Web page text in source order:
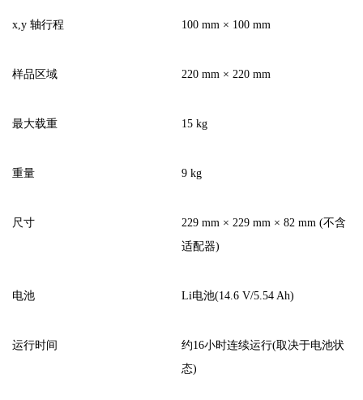
x,y 轴行程 100 mm × 100 mm
样品区域 220 mm × 220 mm
最大载重 15 kg
重量 9 kg
尺寸
229 mm × 229 mm × 82 mm (不含
适配器)
电池 Li电池(14.6 V/5.54 Ah)
运行时间
约16小时连续运行(取决于电池状
态)